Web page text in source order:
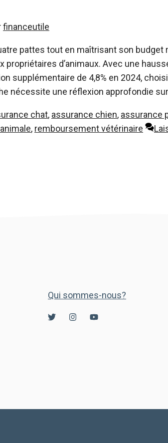
financeutile
pattes tout en maîtrisant son budget
d’animaux. Avec une
supplémentaire de 4,8% en 2024,
nécessite une réflexion approfondie
chat, assurance chien, assurance
, remboursement vétérinaire
Qui sommes-nous?